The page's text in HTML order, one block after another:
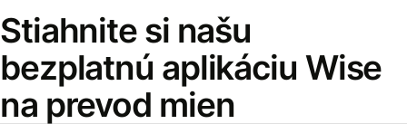
Stiahnite si našu
bezplatnú aplikáciu Wise
na prevod mien